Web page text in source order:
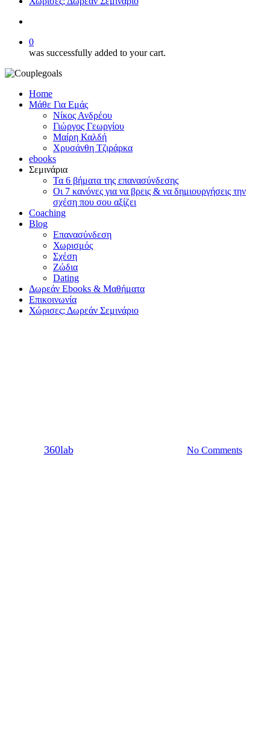
0
was successfully added to your cart.
Home
Μάθε Για Εμάς
Νίκος Ανδρέου
Γιώργος Γεωργίου
Μαίρη Καλδή
Χρυσάνθη Τζιράρκα
ebooks
Σεμινάρια
Τα 6 βήματα της επανασύνδεσης
Οι 7 κανόνες για να βρεις & να δημιουργήσεις την
σχέση που σου αξίζει
Coaching
Blog
Επανασύνδεση
Χωρισμός
Σχέση
Ζώδια
Dating
Δωρεάν Ebooks & Μαθήματα
Επικοινωνία
Χώρισες; Δωρεάν Σεμινάριο
360lab17/09/2021 No Comments